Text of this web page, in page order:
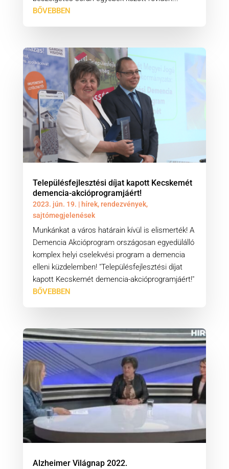
BŐVEBBEN
Településfejlesztési díjat kapott Kecskemét
demencia-akcióprogramjáért!
2023. jún. 19. | hírek,rendezvények,
sajtómegjelenések
Munkánkat a város határain kívül is elismerték! A
Demencia Akcióprogram országosan egyedülálló
komplex helyi cselekvési program a demencia
elleni küzdelemben! "Településfejlesztési díjat
kapott Kecskemét demencia-akcióprogramjáért!"
BŐVEBBEN
Alzheimer Világnap 2022.